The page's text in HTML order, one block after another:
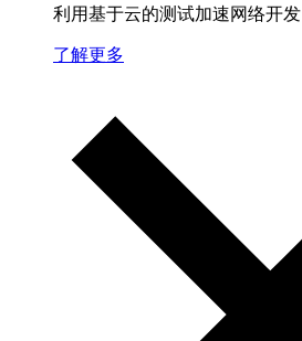
利用基于云的测试加速网络开发
了解更多